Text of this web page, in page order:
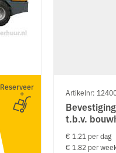
Reserveer
Artikelnr:
t.b.v.
€ 1.21 per dag
€ 1.82 per